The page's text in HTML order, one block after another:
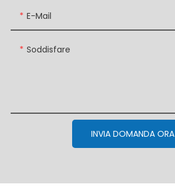
E-Mail
Soddisfare
INVIA DOMANDA ORA